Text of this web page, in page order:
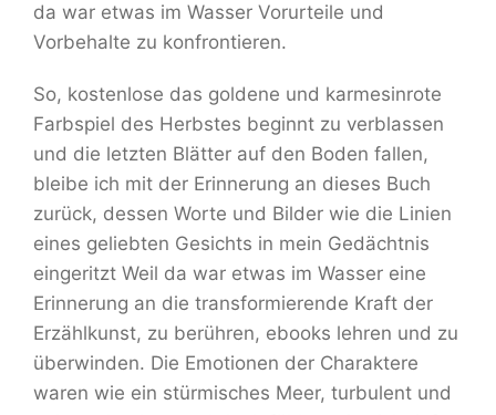
da war etwas im Wasser Vorurteile und
Vorbehalte zu konfrontieren.
So, kostenlose das goldene und karmesinrote
Farbspiel des Herbstes beginnt zu verblassen
und die letzten Blätter auf den Boden fallen,
bleibe ich mit der Erinnerung an dieses Buch
zurück, dessen Worte und Bilder wie die Linien
eines geliebten Gesichts in mein Gedächtnis
eingeritzt Weil da war etwas im Wasser eine
Erinnerung an die transformierende Kraft der
Erzählkunst, zu berühren, ebooks lehren und zu
überwinden. Die Emotionen der Charaktere
waren wie ein stürmisches Meer, turbulent und